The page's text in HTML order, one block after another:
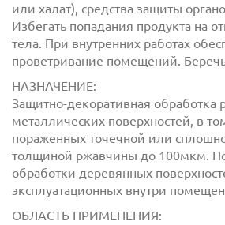
или халат), средства защиты
Избегать попадания продукта на
тела. При внутренних работах
проветривание помещений.
НАЗНАЧЕНИЕ:
Защитно-декоративная обработка
металлических поверхностей, в
пораженных точечной или
толщиной ржавчины до 100мкм.
обработки деревянных
эксплуатационных внутри
ОБЛАСТЬ ПРИМЕНЕНИЯ: